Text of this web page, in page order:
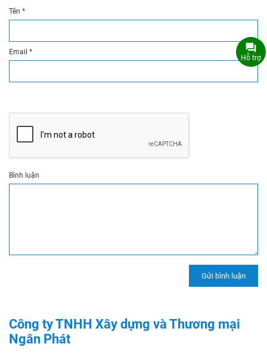
Tên *
Email *
Bình luận
Công ty TNHH Xây dựng và Thương mại
Ngân Phát
Hỗ trợ